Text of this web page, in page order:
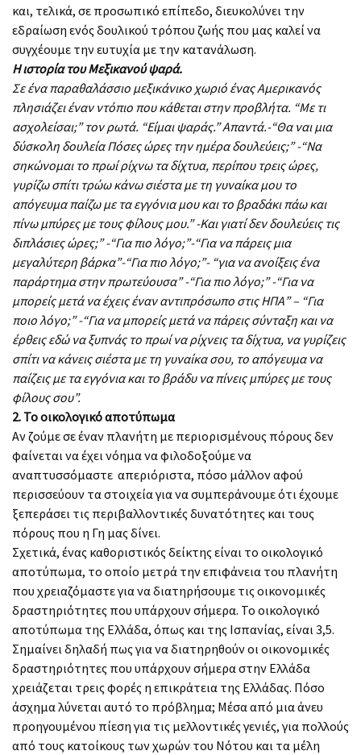
και, τελικά, σε προσωπικό επίπεδο, διευκολύνει την
εδραίωση ενός δουλικού τρόπου ζωής που μας καλεί να
συγχέουμε την ευτυχία με την κατανάλωση.
Η ιστορία του Μεξικανού ψαρά.
Σε ένα παραθαλάσσιο μεξικάνικο χωριό ένας Αμερικανός
πλησιάζει έναν ντόπιο που κάθεται στην προβλήτα. “Με τι
ασχολείσαι;” τον ρωτά. “Είμαι ψαράς.” Απαντά.-“Θα ναι μια
δύσκολη δουλεία Πόσες ώρες την ημέρα δουλεύεις;” -“Να
σηκώνομαι το πρωί ρίχνω τα δίχτυα, περίπου τρεις ώρες,
γυρίζω σπίτι τρώω κάνω σιέστα με τη γυναίκα μου το
απόγευμα παίζω με τα εγγόνια μου και το βραδάκι πάω και
πίνω μπύρες με τους φίλους μου.” -Και γιατί δεν δουλεύεις τις
διπλάσιες ώρες;” -“Για πιο λόγο;”-“Για να πάρεις μια
μεγαλύτερη βάρκα”-“Για πιο λόγο;”- “για να ανοίξεις ένα
παράρτημα στην πρωτεύουσα” -“Για πιο λόγο;” -“Για να
μπορείς μετά να έχεις έναν αντιπρόσωπο στις ΗΠΑ” – “Για
ποιο λόγο;” -“Για να μπορείς μετά να πάρεις σύνταξη και να
έρθεις εδώ να ξυπνάς το πρωί να ρίχνεις τα δίχτυα, να γυρίζεις
σπίτι να κάνεις σιέστα με τη γυναίκα σου, το απόγευμα να
παίζεις με τα εγγόνια και το βράδυ να πίνεις μπύρες με τους
φίλους σου”.
2. Το οικολογικό αποτύπωμα
Αν ζούμε σε έναν πλανήτη με περιορισμένους πόρους δεν
φαίνεται να έχει νόημα να φιλοδοξούμε να
αναπτυσσόμαστε απεριόριστα, πόσο μάλλον αφού
περισσεύουν τα στοιχεία για να συμπεράνουμε ότι έχουμε
ξεπεράσει τις περιβαλλοντικές δυνατότητες και τους
πόρους που η Γη μας δίνει.
Σχετικά, ένας καθοριστικός δείκτης είναι το οικολογικό
αποτύπωμα, το οποίο μετρά την επιφάνεια του πλανήτη
που χρειαζόμαστε για να διατηρήσουμε τις οικονομικές
δραστηριότητες που υπάρχουν σήμερα. Το οικολογικό
αποτύπωμα της Ελλάδα, όπως και της Ισπανίας, είναι 3,5.
Σημαίνει δηλαδή πως για να διατηρηθούν οι οικονομικές
δραστηριότητες που υπάρχουν σήμερα στην Ελλάδα
χρειάζεται τρεις φορές η επικράτεια της Ελλάδας. Πόσο
άσχημα λύνεται αυτό το πρόβλημα; Μέσα από μια άνευ
προηγουμένου πίεση για τις μελλοντικές γενιές, για πολλούς
από τους κατοίκους των χωρών του Νότου και τα μέλη